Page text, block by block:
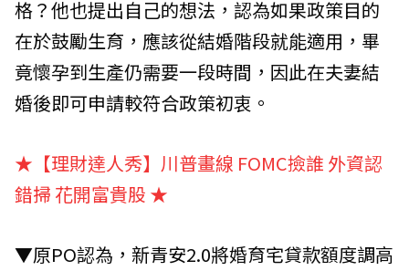
格？他也提出自己的想法，認為如果政策目的
在於鼓勵生育，應該從結婚階段就能適用，畢
竟懷孕到生產仍需要一段時間，因此在夫妻結
婚後即可申請較符合政策初衷。
★【理財達人秀】川普畫線 FOMC撿誰 外資認
錯掃 花開富貴股 ★
▼原PO認為，新青安2.0將婚育宅貸款額度調高